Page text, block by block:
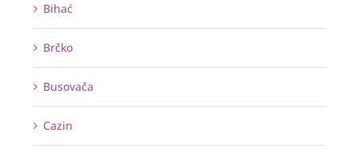
Bihać
Brčko
Busovača
Cazin